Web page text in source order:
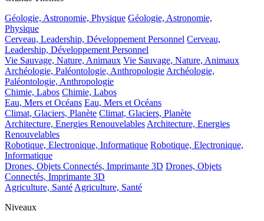
Géologie, Astronomie, Physique Géologie, Astronomie,
Physique
Cerveau, Leadership, Développement Personnel Cerveau,
Leadership, Développement Personnel
Vie Sauvage, Nature, Animaux Vie Sauvage, Nature, Animaux
Archéologie, Paléontologie, Anthropologie Archéologie,
Paléontologie, Anthropologie
Chimie, Labos Chimie, Labos
Eau, Mers et Océans Eau, Mers et Océans
Climat, Glaciers, Planète Climat, Glaciers, Planète
Architecture, Energies Renouvelables Architecture, Energies
Renouvelables
Robotique, Electronique, Informatique Robotique, Electronique,
Informatique
Drones, Objets Connectés, Imprimante 3D Drones, Objets
Connectés, Imprimante 3D
Agriculture, Santé Agriculture, Santé
Niveaux